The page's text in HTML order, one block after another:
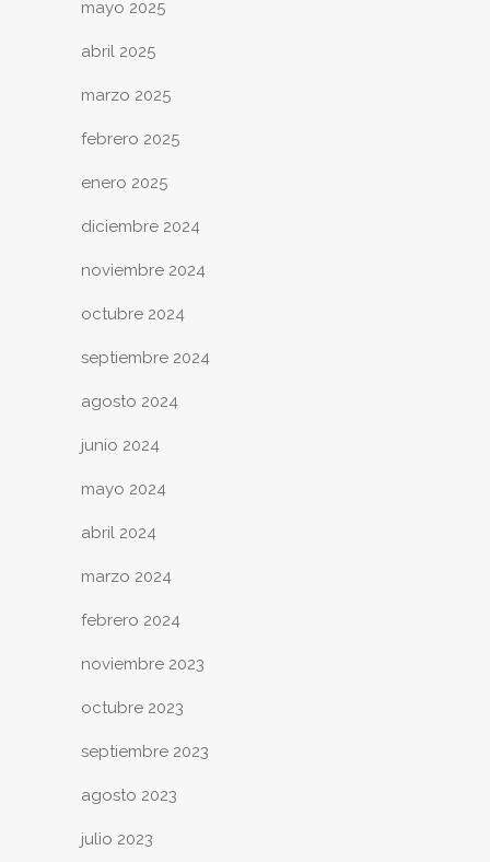
mayo 2025
abril 2025
marzo 2025
febrero 2025
enero 2025
diciembre 2024
noviembre 2024
octubre 2024
septiembre 2024
agosto 2024
junio 2024
mayo 2024
abril 2024
marzo 2024
febrero 2024
noviembre 2023
octubre 2023
septiembre 2023
agosto 2023
julio 2023